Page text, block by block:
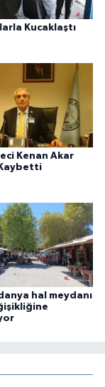
Kucaklaştı
Kenan Akar
Kaybetti
hal meydanı